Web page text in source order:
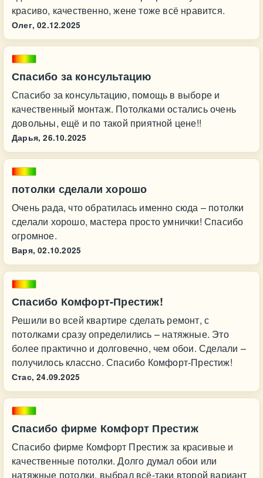
красиво, качественно, жене тоже всё нравится.
Олег, 02.12.2025
Спасибо за консультацию
Спасибо за консультацию, помощь в выборе и
качественный монтаж. Потолками остались очень
довольны, ещё и по такой приятной цене!!
Дарья, 26.10.2025
потолки сделали хорошо
Очень рада, что обратилась именно сюда – потолки
сделали хорошо, мастера просто умнички! Спасибо
огромное.
Варя, 02.10.2025
Спасибо Комфорт-Престиж!
Решили во всей квартире сделать ремонт, с
потолками сразу определились – натяжные. Это
более практично и долговечно, чем обои. Сделали –
получилось классно. Спасибо Комфорт-Престиж!
Стас, 24.09.2025
Спасибо фирме Комфорт Престиж
Спасибо фирме Комфорт Престиж за красивые и
качественные потолки. Долго думал обои или
натяжные потолки, выбрал всё-таки второй вариант